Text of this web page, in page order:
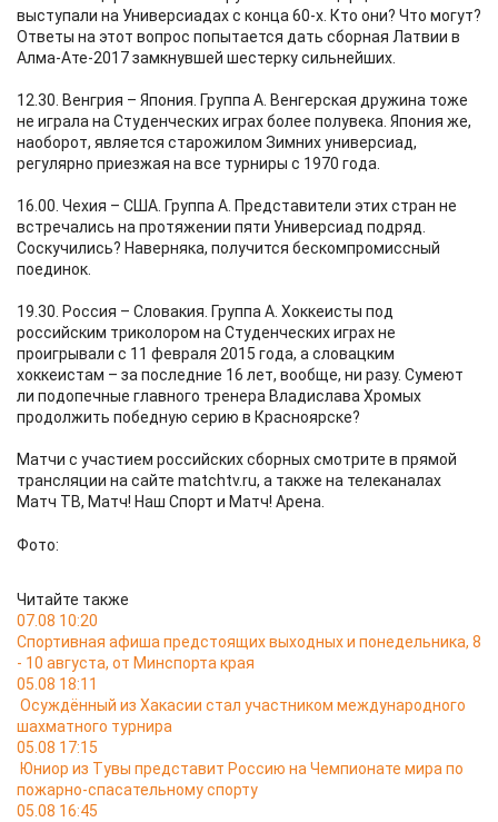
выступали на Универсиадах с конца 60-х. Кто они? Что могут?
Ответы на этот вопрос попытается дать сборная Латвии в
Алма-Ате-2017 замкнувшей шестерку сильнейших.
12.30. Венгрия – Япония. Группа А. Венгерская дружина тоже
не играла на Студенческих играх более полувека. Япония же,
наоборот, является старожилом Зимних универсиад,
регулярно приезжая на все турниры с 1970 года.
16.00. Чехия – США. Группа А. Представители этих стран не
встречались на протяжении пяти Универсиад подряд.
Соскучились? Наверняка, получится бескомпромиссный
поединок.
19.30. Россия – Словакия. Группа А. Хоккеисты под
российским триколором на Студенческих играх не
проигрывали с 11 февраля 2015 года, а словацким
хоккеистам – за последние 16 лет, вообще, ни разу. Сумеют
ли подопечные главного тренера Владислава Хромых
продолжить победную серию в Красноярске?
Матчи с участием российских сборных смотрите в прямой
трансляции на сайте matchtv.ru, а также на телеканалах
Матч ТВ, Матч! Наш Спорт и Матч! Арена.
Фото:
Читайте также
07.08 10:20
Спортивная афиша предстоящих выходных и понедельника, 8
- 10 августа, от Минспорта края
05.08 18:11
Осуждённый из Хакасии стал участником международного
шахматного турнира
05.08 17:15
Юниор из Тувы представит Россию на Чемпионате мира по
пожарно-спасательному спорту
05.08 16:45